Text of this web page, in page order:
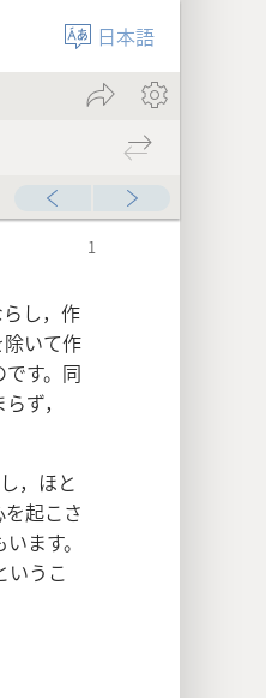
日本語
し，作
いて作
す。同
ず，
，ほと
起こさ
ます。
いうこ